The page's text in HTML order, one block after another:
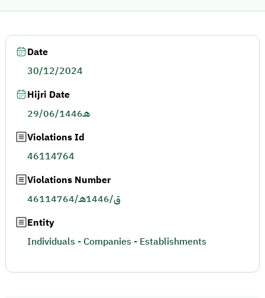
Date
30/12/2024
Hijri Date
29/06/1446هـ
Violations Id
46114764
Violations Number
46114764/ق/1446هـ
Entity
Individuals - Companies - Establishments